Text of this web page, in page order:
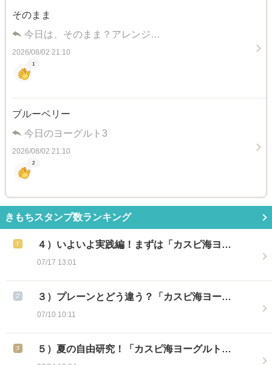
そのまま
今日は、そのまま？アレンジ…
2026/08/02 21:10
1
ブルーベリー
今日のヨーグルト3
2026/08/02 21:10
2
きもちスタンプ数ランキング
４）いよいよ実践編！まずは「カスピ海ヨ…
07/17 13:01
３）プレーンとどう違う？「カスピ海ヨー…
07/10 10:11
５）夏の自由研究！「カスピ海ヨーグルト…